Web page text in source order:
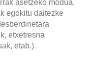
asetzeko modua.
egokitu daitezke
etxetresna
etab.).